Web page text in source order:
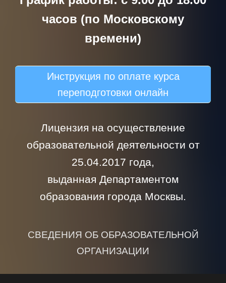
часов (по Московскому
времени)
Инструкция по оплате курса
переподготовки онлайн
Лицензия на осуществление
образовательной деятельности от
25.04.2017 года,
выданная Департаментом
образования города Москвы.
СВЕДЕНИЯ ОБ ОБРАЗОВАТЕЛЬНОЙ
ОРГАНИЗАЦИИ